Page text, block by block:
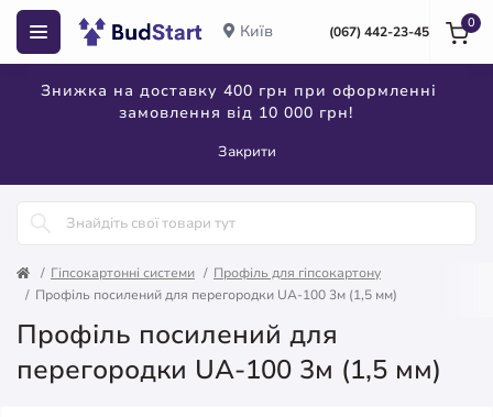
Київ (067) 442-23-45
Знижка на доставку 400 грн при оформленні
замовлення від 10 000 грн!
Закрити
0
Гіпсокартонні системи
Профіль для гіпсокартону
Профіль посилений для перегородки UA-100 3м (1,5 мм)
Профіль посилений для
перегородки UA-100 3м (1,5 мм)